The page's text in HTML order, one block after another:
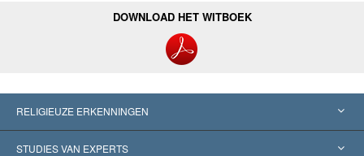
DOWNLOAD HET WITBOEK
RELIGIEUZE ERKENNINGEN
Verenigde Staten
STUDIES VAN EXPERTS